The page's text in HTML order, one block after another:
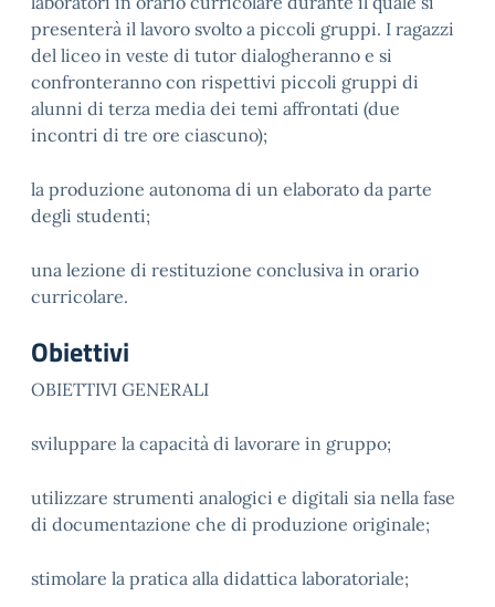
presenterà il lavoro svolto a piccoli gruppi. I ragazzi
del liceo in veste di tutor dialogheranno e si
confronteranno con rispettivi piccoli gruppi di
alunni di terza media dei temi affrontati (due
incontri di tre ore ciascuno);
la produzione autonoma di un elaborato da parte
degli studenti;
una lezione di restituzione conclusiva in orario
curricolare.
Obiettivi
OBIETTIVI GENERALI
sviluppare la capacità di lavorare in gruppo;
utilizzare strumenti analogici e digitali sia nella fase
di documentazione che di produzione originale;
stimolare la pratica alla didattica laboratoriale;